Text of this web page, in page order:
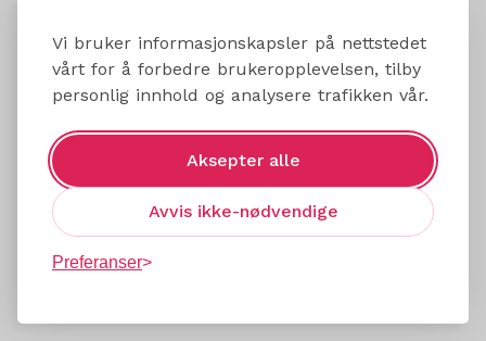
Vi bruker informasjonskapsler på nettstedet
vårt for å forbedre brukeropplevelsen, tilby
personlig innhold og analysere trafikken vår.
Aksepter alle
Avvis ikke-nødvendige
Preferanser